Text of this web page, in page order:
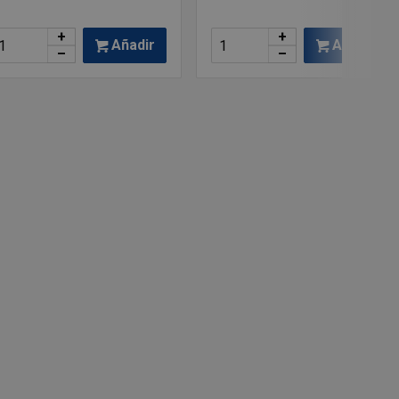
+
–
Añadir
+
–
Añadir